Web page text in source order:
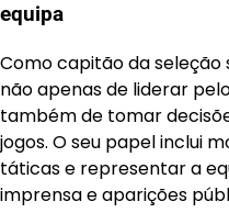
equipa
Como capitão da seleção
não apenas de liderar
também de tomar
jogos. O seu papel inclui
táticas e representar a
imprensa e aparições